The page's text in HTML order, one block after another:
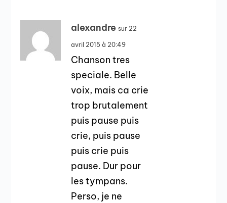
alexandre sur 22
avril 2015 à 20:49
Chanson tres
speciale. Belle
voix, mais ca crie
trop brutalement
puis pause puis
crie, puis pause
puis crie puis
pause. Dur pour
les tympans.
Perso, je ne